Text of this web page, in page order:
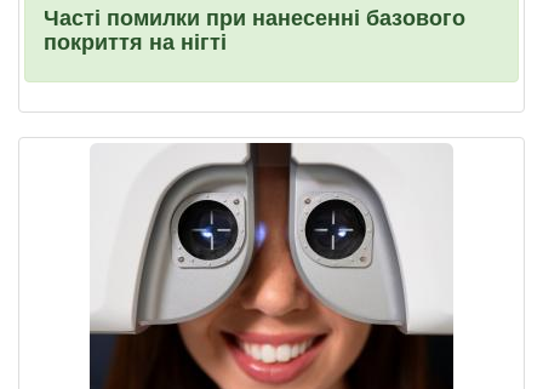
Часті помилки при нанесенні базового
покриття на нігті